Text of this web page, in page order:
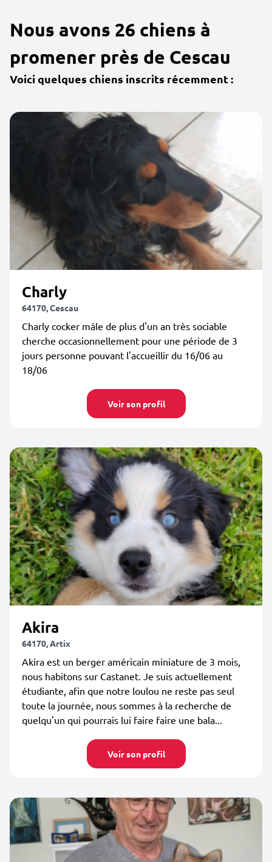
Nous avons 26 chiens à
promener près de Cescau
Voici quelques chiens inscrits récemment :
Charly
64170, Cescau
Charly cocker mâle de plus d'un an très sociable
cherche occasionnellement pour une période de 3
jours personne pouvant l'accueillir du 16/06 au
18/06
Voir son profil
Akira
64170, Artix
Akira est un berger américain miniature de 3 mois,
nous habitons sur Castanet. Je suis actuellement
étudiante, afin que notre loulou ne reste pas seul
toute la journée, nous sommes à la recherche de
quelqu'un qui pourrais lui faire faire une bala...
Voir son profil